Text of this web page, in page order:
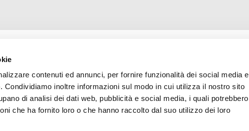
contenuti ed annunci, per fornire funzionalità dei social media e
Condividiamo inoltre informazioni sul modo in cui utilizza il nostro sito
di analisi dei dati web, pubblicità e social media, i quali potrebbero
che ha fornito loro o che hanno raccolto dal suo utilizzo dei loro